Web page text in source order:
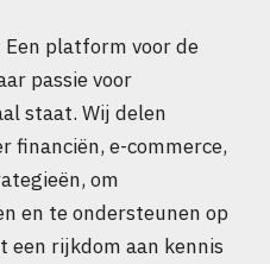
Een platform voor de
passie voor
staat. Wij delen
financiën, e-commerce,
om
en te ondersteunen op
een rijkdom aan kennis